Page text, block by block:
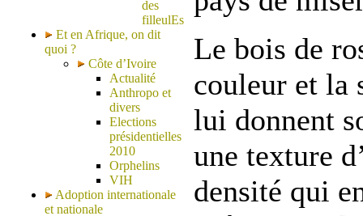
des
filleulEs
Et en Afrique, on dit
quoi ?
Côte d’Ivoire
Actualité
Anthropo et
divers
Elections
présidentielles
2010
Orphelins
VIH
Adoption internationale
et nationale
Le bois de
couleur et la
lui donnent
une texture
densité qui